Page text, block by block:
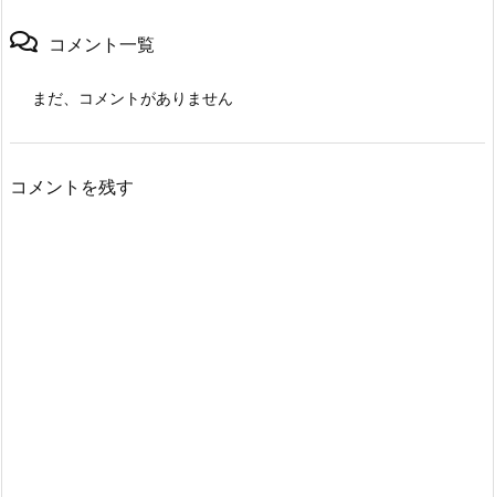
コメント一覧
まだ、コメントがありません
コメントを残す